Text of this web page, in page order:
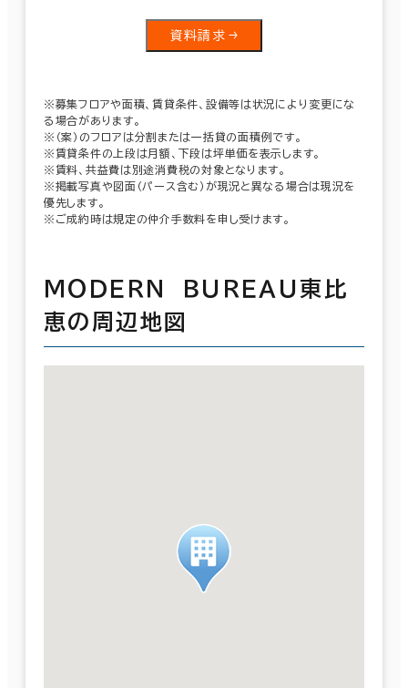
資料請求
※募集フロアや面積、賃貸条件、設備等は状況により変更にな
る場合があります。
※（案）のフロアは分割または一括貸の面積例です。
※賃貸条件の上段は月額、下段は坪単価を表示します。
※賃料、共益費は別途消費税の対象となります。
※掲載写真や図面（パース含む）が現況と異なる場合は現況を
優先します。
※ご成約時は規定の仲介手数料を申し受けます。
ＭＯＤＥＲＮ ＢＵＲＥＡＵ東比
恵の周辺地図